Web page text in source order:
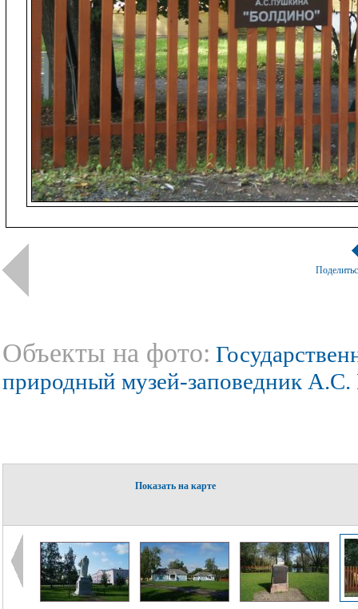
Объекты на фото:
природный музей-заповедник
Показать на карте